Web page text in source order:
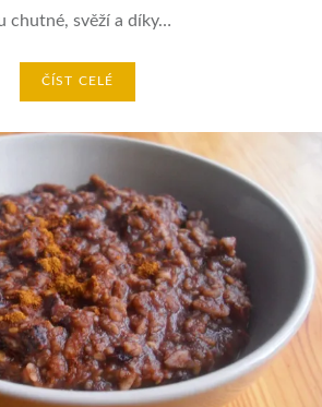
chutné, svěží a díky…
ČÍST CELÉ